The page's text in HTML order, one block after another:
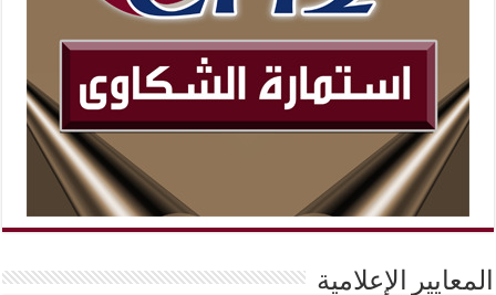
المعايير الإعلامية